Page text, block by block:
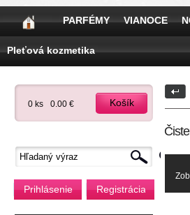
PARFÉMY VIANOCE
Pleťová kozmetika
0 ks 0.00 € Košík
Prihlásenie Registrácia